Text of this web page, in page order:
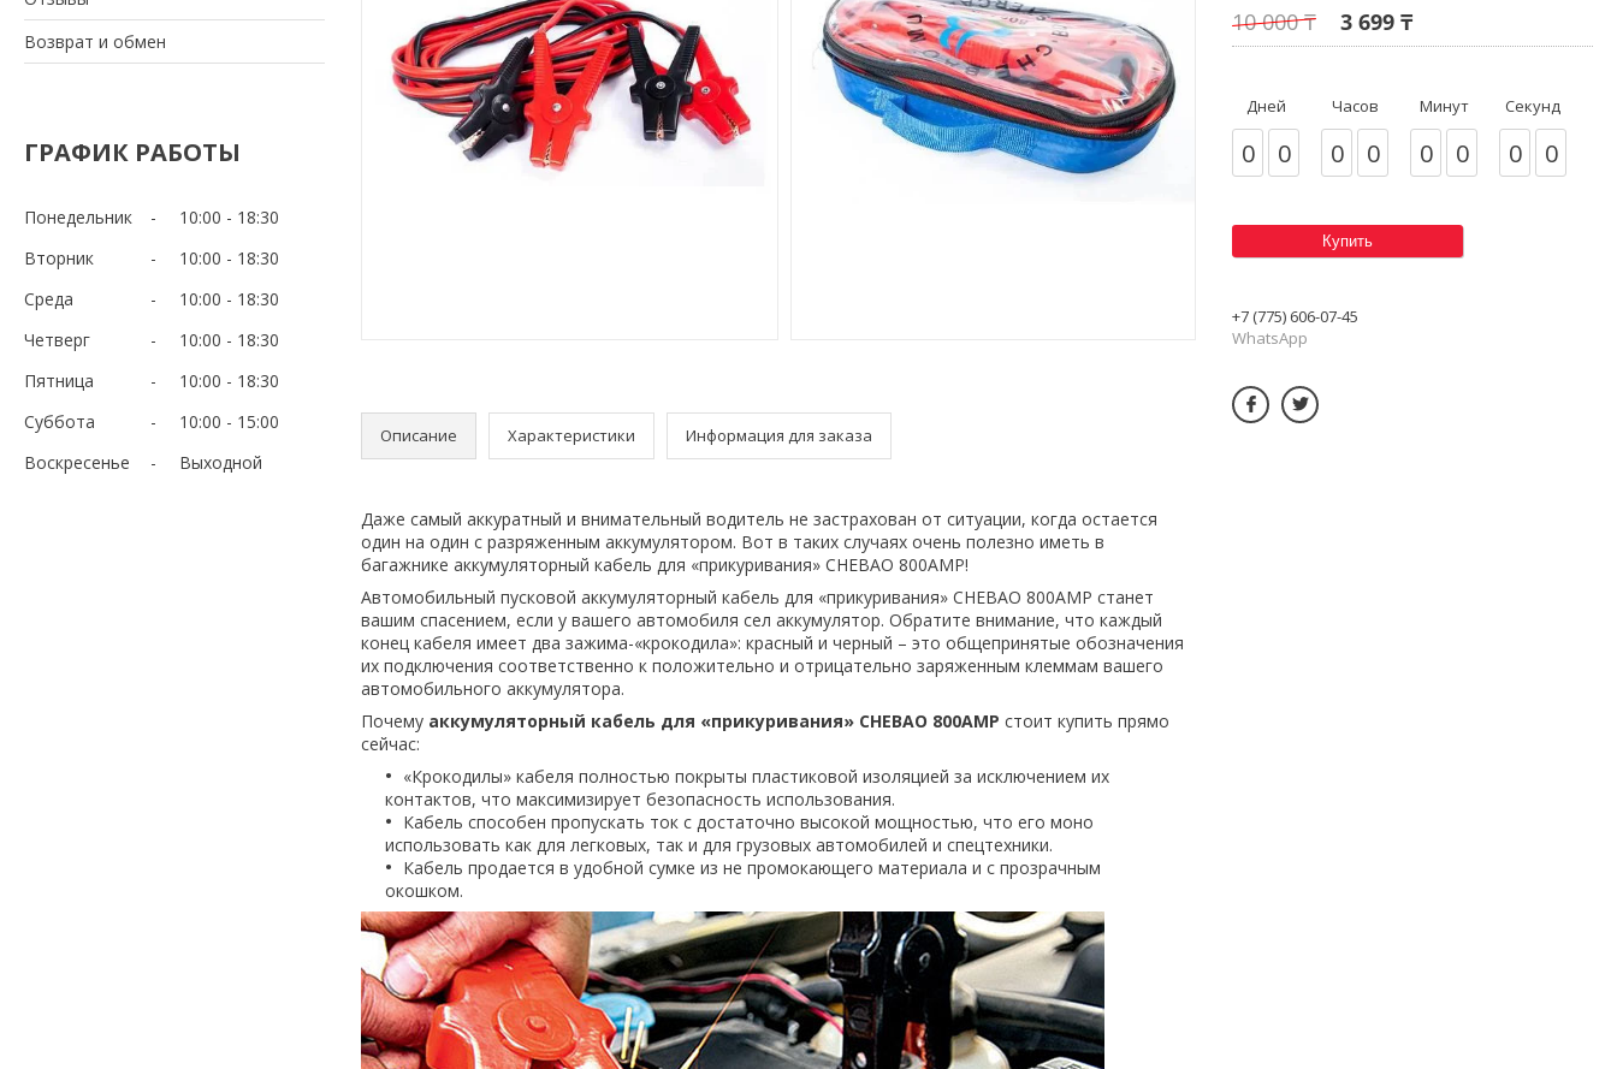
Возврат и обмен
ГРАФИК РАБОТЫ
Понедельник 10:00
18:30
Вторник
10:00
18:30
Среда
10:00
18:30
Четверг
10:00
18:30
Пятница
10:00
18:30
Суббота
10:00
15:00
Воскресенье
Выходной
Описание Характеристики Информация для заказа
Даже самый аккуратный и внимательный водитель не застрахован от ситуации, когда остается
один на один с разряженным аккумулятором. Вот в таких случаях очень полезно иметь в
багажнике аккумуляторный кабель для «прикуривания» CHEBAO 800AMP!
Автомобильный пусковой аккумуляторный кабель для «прикуривания» CHEBAO 800AMP станет
вашим спасением, если у вашего автомобиля сел аккумулятор. Обратите внимание, что каждый
конец кабеля имеет два зажима-«крокодила»: красный и черный – это общепринятые обозначения
их подключения соответственно к положительно и отрицательно заряженным клеммам вашего
автомобильного аккумулятора.
Почему аккумуляторный кабель для «прикуривания» CHEBAO 800AMP стоит купить прямо
сейчас:
«Крокодилы» кабеля полностью покрыты пластиковой изоляцией за исключением их
контактов, что максимизирует безопасность использования.
Кабель способен пропускать ток с достаточно высокой мощностью, что его моно
использовать как для легковых, так и для грузовых автомобилей и спецтехники.
Кабель продается в удобной сумке из не промокающего материала и с прозрачным
окошком.
10 000 ₸ 3 699 ₸
Дней
0 0
Часов
0 0
Минут
0 0
Секунд
0 0
Купить
+7 (775) 606-07-45
WhatsApp